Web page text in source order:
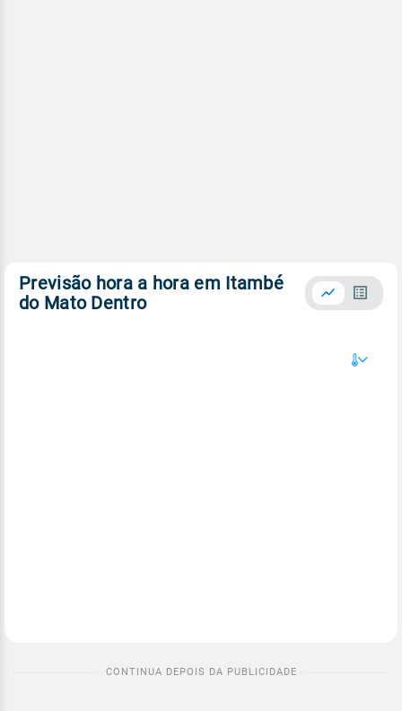
Previsão hora a hora em Itambé
do Mato Dentro